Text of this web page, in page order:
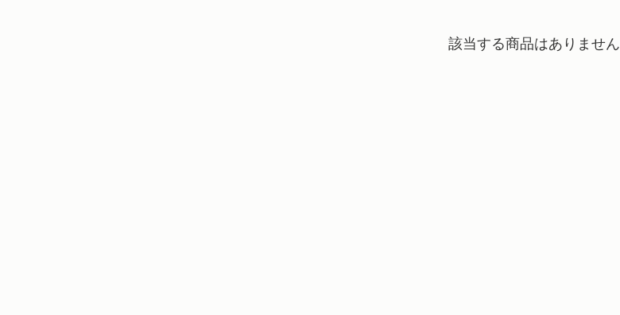
該当する商品はありません